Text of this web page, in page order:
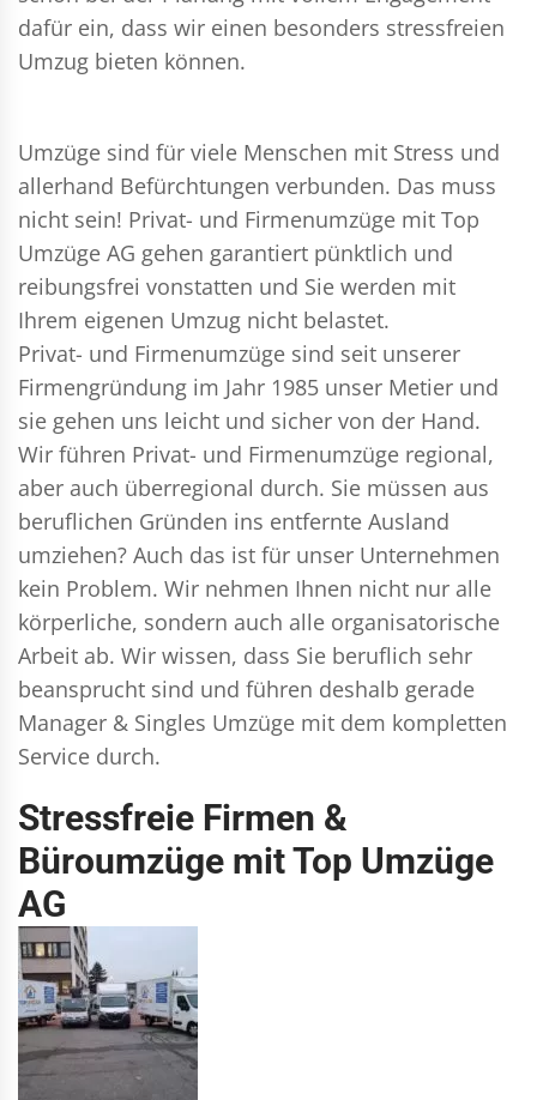
dafür ein, dass wir einen besonders stressfreien
Umzug bieten können.
Umzüge sind für viele Menschen mit Stress und
allerhand Befürchtungen verbunden. Das muss
nicht sein! Privat- und Firmenumzüge mit Top
Umzüge AG gehen garantiert pünktlich und
reibungsfrei vonstatten und Sie werden mit
Ihrem eigenen Umzug nicht belastet.
Privat- und Firmenumzüge sind seit unserer
Firmengründung im Jahr 1985 unser Metier und
sie gehen uns leicht und sicher von der Hand.
Wir führen Privat- und Firmenumzüge regional,
aber auch überregional durch. Sie müssen aus
beruflichen Gründen ins entfernte Ausland
umziehen? Auch das ist für unser Unternehmen
kein Problem. Wir nehmen Ihnen nicht nur alle
körperliche, sondern auch alle organisatorische
Arbeit ab. Wir wissen, dass Sie beruflich sehr
beansprucht sind und führen deshalb gerade
Manager & Singles Umzüge mit dem kompletten
Service durch.
Stressfreie Firmen &
Büroumzüge mit Top Umzüge
AG